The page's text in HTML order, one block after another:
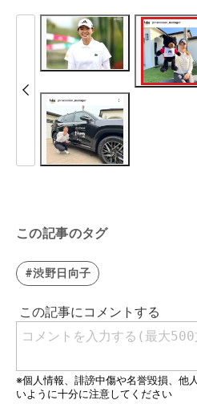
この記事のタグ
#渋野日向子